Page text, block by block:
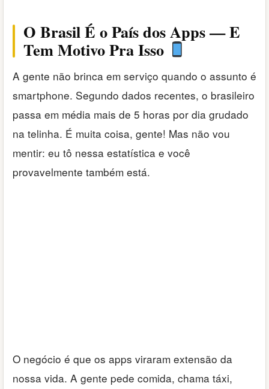
O Brasil É o País dos Apps — E
Tem Motivo Pra Isso
A gente não brinca em serviço quando o assunto é
smartphone. Segundo dados recentes, o brasileiro
passa em média mais de 5 horas por dia grudado
na telinha. É muita coisa, gente! Mas não vou
mentir: eu tô nessa estatística e você
provavelmente também está.
O negócio é que os apps viraram extensão da
nossa vida. A gente pede comida, chama táxi,